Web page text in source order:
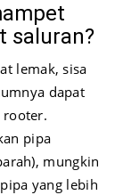
saluran?
lemak, sisa
dapat
rooter.
pipa
mungkin
yang lebih